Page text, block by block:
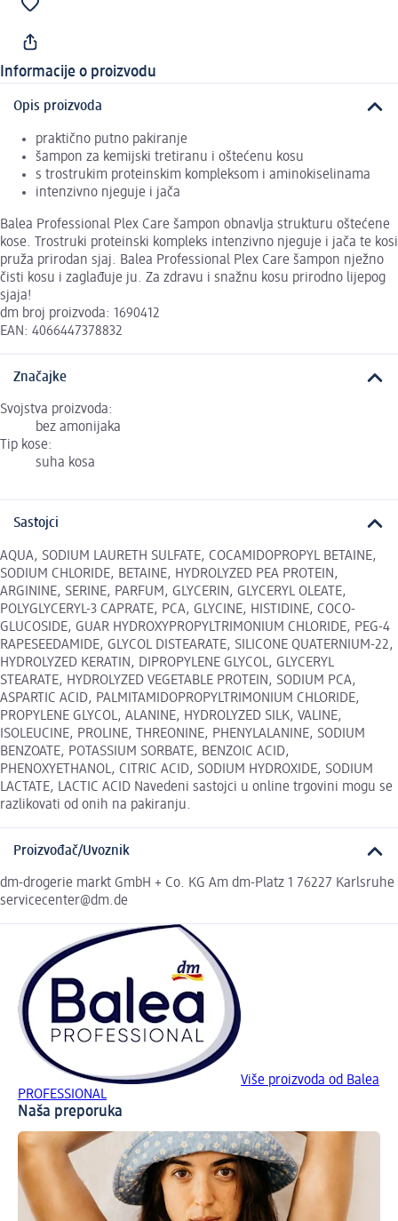
Informacije o proizvodu
Opis proizvoda
praktično putno pakiranje
šampon za kemijski tretiranu i oštećenu kosu
s trostrukim proteinskim kompleksom i aminokiselinama
intenzivno njeguje i jača
Balea Professional Plex Care šampon obnavlja strukturu oštećene
kose. Trostruki proteinski kompleks intenzivno njeguje i jača te kosi
pruža prirodan sjaj. Balea Professional Plex Care šampon nježno
čisti kosu i zaglađuje ju. Za zdravu i snažnu kosu prirodno lijepog
sjaja!
dm broj proizvoda: 1690412
EAN: 4066447378832
Značajke
Svojstva proizvoda:
bez amonijaka
Tip kose:
suha kosa
Sastojci
AQUA, SODIUM LAURETH SULFATE, COCAMIDOPROPYL BETAINE,
SODIUM CHLORIDE, BETAINE, HYDROLYZED PEA PROTEIN,
ARGININE, SERINE, PARFUM, GLYCERIN, GLYCERYL OLEATE,
POLYGLYCERYL-3 CAPRATE, PCA, GLYCINE, HISTIDINE, COCO-
GLUCOSIDE, GUAR HYDROXYPROPYLTRIMONIUM CHLORIDE, PEG-4
RAPESEEDAMIDE, GLYCOL DISTEARATE, SILICONE QUATERNIUM-22,
HYDROLYZED KERATIN, DIPROPYLENE GLYCOL, GLYCERYL
STEARATE, HYDROLYZED VEGETABLE PROTEIN, SODIUM PCA,
ASPARTIC ACID, PALMITAMIDOPROPYLTRIMONIUM CHLORIDE,
PROPYLENE GLYCOL, ALANINE, HYDROLYZED SILK, VALINE,
ISOLEUCINE, PROLINE, THREONINE, PHENYLALANINE, SODIUM
BENZOATE, POTASSIUM SORBATE, BENZOIC ACID,
PHENOXYETHANOL, CITRIC ACID, SODIUM HYDROXIDE, SODIUM
LACTATE, LACTIC ACID Navedeni sastojci u online trgovini mogu se
razlikovati od onih na pakiranju.
Proizvođač/Uvoznik
dm-drogerie markt GmbH + Co. KG Am dm-Platz 1 76227 Karlsruhe
servicecenter@dm.de
Više proizvoda od Balea
PROFESSIONAL
Naša preporuka